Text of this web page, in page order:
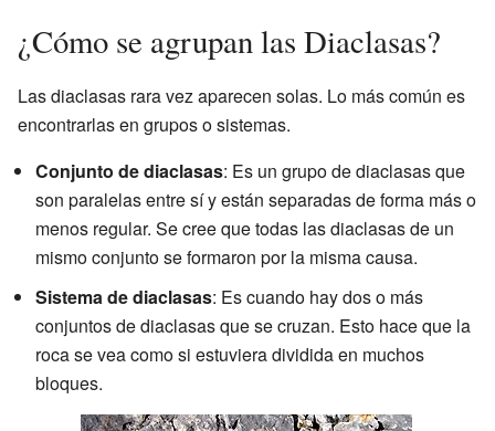
¿Cómo se agrupan las Diaclasas?
Las diaclasas rara vez aparecen solas. Lo más común es
encontrarlas en grupos o sistemas.
Conjunto de diaclasas: Es un grupo de diaclasas que
son paralelas entre sí y están separadas de forma más o
menos regular. Se cree que todas las diaclasas de un
mismo conjunto se formaron por la misma causa.
Sistema de diaclasas: Es cuando hay dos o más
conjuntos de diaclasas que se cruzan. Esto hace que la
roca se vea como si estuviera dividida en muchos
bloques.